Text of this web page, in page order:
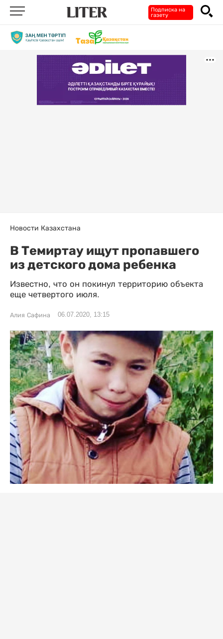
Подписка на
газету
Новости Казахстана
В Темиртау ищут пропавшего
из детского дома ребенка
Известно, что он покинул территорию объекта
еще четвертого июля.
Алия Сафина 06.07.2020, 13:15